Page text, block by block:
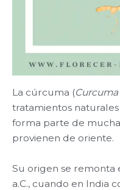
La cúrcuma (
tratamientos
forma parte de
provienen de oriente.
Su origen se remonta
a.C., cuando en India